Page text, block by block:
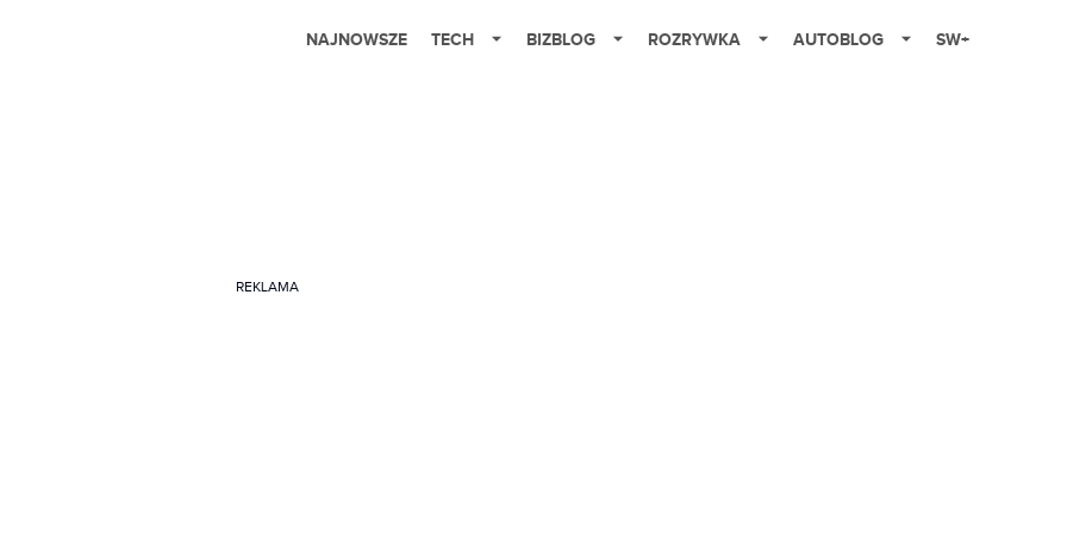
NAJNOWSZE TECH BIZBLOG ROZRYWKA AUTOBLOG SW+
REKLAMA